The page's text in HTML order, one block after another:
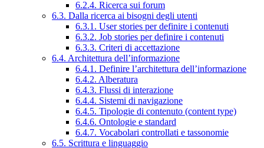
6.2.4. Ricerca sui forum
6.3. Dalla ricerca ai bisogni degli utenti
6.3.1. User stories per definire i contenuti
6.3.2. Job stories per definire i contenuti
6.3.3. Criteri di accettazione
6.4. Architettura dell’informazione
6.4.1. Definire l’architettura dell’informazione
6.4.2. Alberatura
6.4.3. Flussi di interazione
6.4.4. Sistemi di navigazione
6.4.5. Tipologie di contenuto (content type)
6.4.6. Ontologie e standard
6.4.7. Vocabolari controllati e tassonomie
6.5. Scrittura e linguaggio